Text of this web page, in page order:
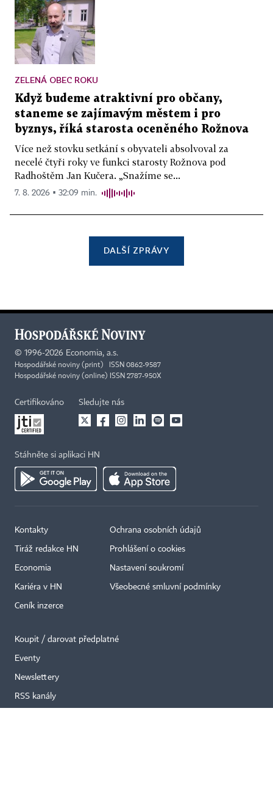
ZELENÁ OBEC ROKU
Když budeme atraktivní pro občany,
staneme se zajímavým městem i pro
byznys, říká starosta oceněného Rožnova
Více než stovku setkání s obyvateli absolvoval za
necelé čtyři roky ve funkci starosty Rožnova pod
Radhoštěm Jan Kučera. „Snažíme se...
7. 8. 2026 ▪ 32:09 min.
DALŠÍ ZPRÁVY
© 1996-2026 Economia, a.s.
Hospodářské noviny (print) ISSN 0862-9587
Hospodářské noviny (online) ISSN 2787-950X
Certifikováno Sledujte nás
Stáhněte si aplikaci HN
Kontakty
Tiráž redakce HN
Economia
Kariéra v HN
Ceník inzerce
Ochrana osobních údajů
Prohlášení o cookies
Nastavení soukromí
Všeobecné smluvní podmínky
Koupit / darovat předplatné
Eventy
Newslettery
RSS kanály